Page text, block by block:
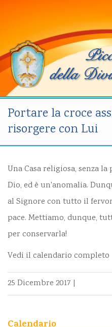
Portare la croce
risorgere con Lui
Una Casa religiosa, senza la
Dio, ed è un'anomalia.
al Signore con tutto il
pace. Mettiamo, dunque,
per conservarla!
Vedi il calendario completo
25 Dicembre 2017 |